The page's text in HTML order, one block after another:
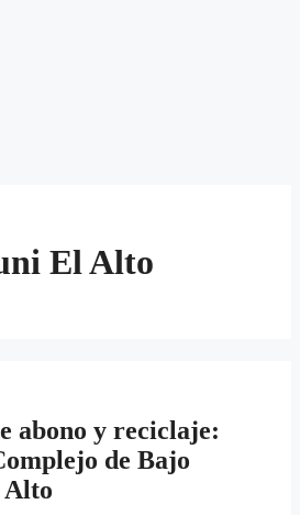
El Alto
abono y reciclaje:
de Bajo